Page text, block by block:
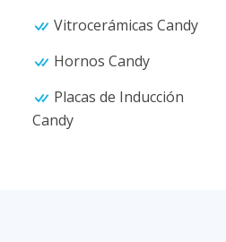
Vitrocerámicas Candy
Hornos Candy
Placas de Inducción
Candy